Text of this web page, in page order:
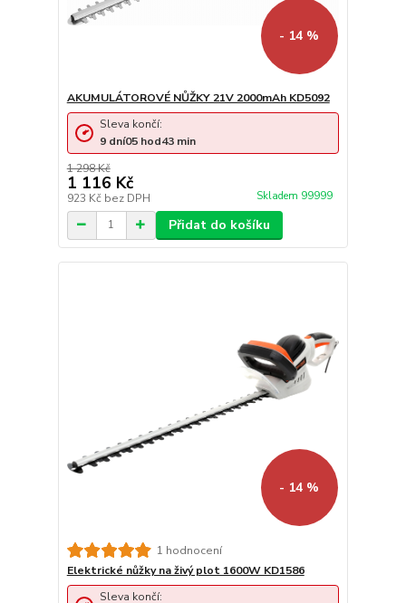
- 14 %
AKUMULÁTOROVÉ NŮŽKY 21V 2000mAh KD5092
1 298 Kč
1 116 Kč
923 Kč bez DPH Skladem 99999
Sleva končí:
9 dní05 hod43 min
Přidat do košíku
- 14 %
1 hodnocení
Elektrické nůžky na živý plot 1600W KD1586
Sleva končí: